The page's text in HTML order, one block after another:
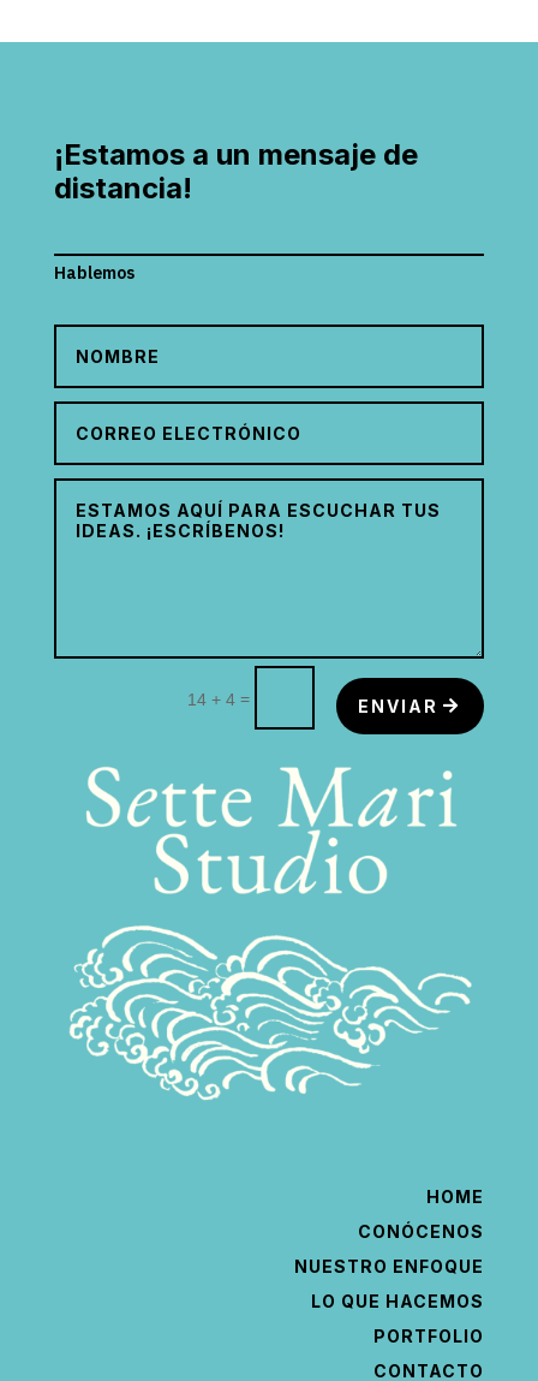
¡Estamos a un mensaje de
distancia!
Hablemos
14 + 4 = ENVIAR
HOME
CONÓCENOS
NUESTRO ENFOQUE
LO QUE HACEMOS
PORTFOLIO
CONTACTO